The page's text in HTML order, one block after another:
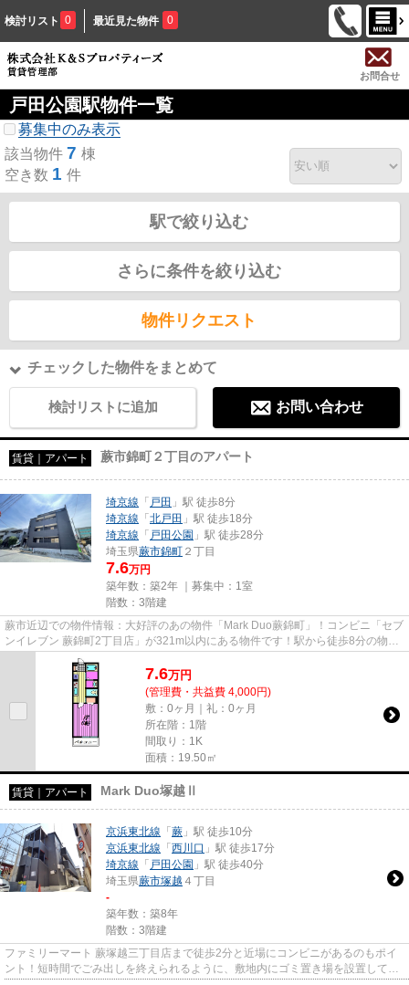
検討リスト 0 最近見た物件 0
お問合せ
戸田公園駅物件一覧
募集中のみ表示
該当物件 7 棟
空き数 1 件
駅で絞り込む
さらに条件を絞り込む
物件リクエスト
チェックした物件をまとめて
検討リストに追加 お問い合わせ
賃貸｜アパート 蕨市錦町２丁目のアパート
埼京線 「 戸田 」駅 徒歩8分
埼京線 「 北戸田 」駅 徒歩18分
埼京線 「 戸田公園 」駅 徒歩28分
埼玉県蕨市錦町 ２丁目
7.6万円
築年数：築2年 ｜募集中： 1室
階数：3階建
蕨市近辺での物件情報：大好評のあの物件「Mark Duo蕨錦町」！コンビニ「セブ
ンイレブン 蕨錦町2丁目店」が321m以内にある物件です！駅から徒歩8分の物件
で、アクセス良好です！令和6...
7.6万円
(管理費・共益費 4,000円)
敷：0ヶ月｜礼：0ヶ月
所在階：1階
間取り：1K
面積：19.50㎡
賃貸｜アパート Mark Duo塚越Ⅱ
京浜東北線 「 蕨 」駅 徒歩10分
京浜東北線 「 西川口 」駅 徒歩17分
埼京線 「 戸田公園 」駅 徒歩40分
埼玉県蕨市塚越 ４丁目
-
築年数：築8年
階数：3階建
ファミリーマート 蕨塚越三丁目店まで徒歩2分と近場にコンビニがあるのもポイ
ント！短時間でごみ出しを終えられるように、敷地内にゴミ置き場を設置してい